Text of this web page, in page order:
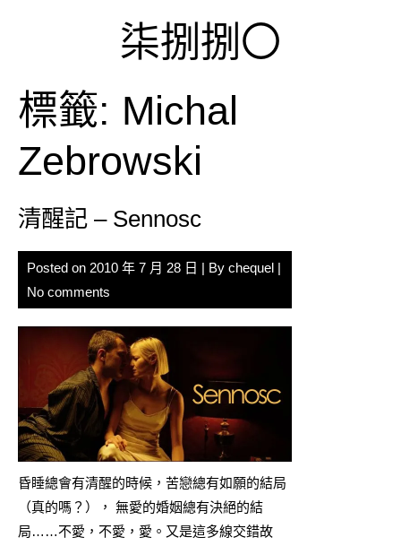
柒捌捌〇
標籤: Michal
Zebrowski
清醒記 – Sennosc
Posted on 2010 年 7 月 28 日 | By chequel |
No comments
昏睡總會有清醒的時候，苦戀總有如願的結局
（真的嗎？）， 無愛的婚姻總有決絕的結
局……不愛，不愛，愛。又是這多線交錯故